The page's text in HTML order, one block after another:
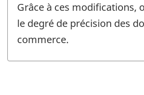
Grâce à ces modifications,
le degré de précision des
commerce.